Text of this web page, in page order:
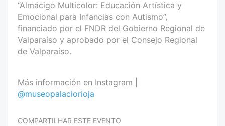
“Almácigo Multicolor: Educación Artística y
Emocional para Infancias con Autismo”,
financiado por el FNDR del Gobierno Regional de
Valparaíso y aprobado por el Consejo Regional
de Valparaíso.
Más información en Instagram |
@museopalaciorioja
COMPARTILHAR ESTE EVENTO